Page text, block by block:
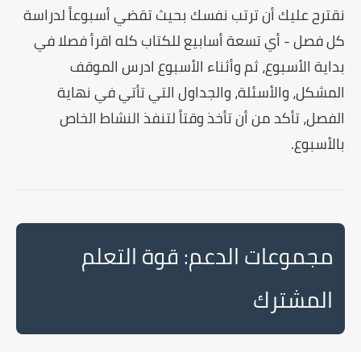
نقترح عليك أن ترتب نفسك بحيث تقضي أسبوعاً لدراسة
كل فصل - أي تسعة أسابيع للكتاب كله اقرأ فصلا في
بداية الأسبوع، ثم وأثناء الأسبوع ادرس الموقف
المشكل، والأسئلة، والجداول التي تأتي في نهاية
الفصل، تأكد من أن تأخذ وقتاً لتنفذ النشاط الخاص
بالأسبوع.
مجموعات الدعم: قوة التعلم
المشترك